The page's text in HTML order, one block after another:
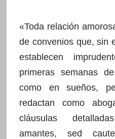
«Toda relación
de convenios que, sin
establecen
primeras semanas
como en sueños,
redactan como
cláusulas
amantes, sed